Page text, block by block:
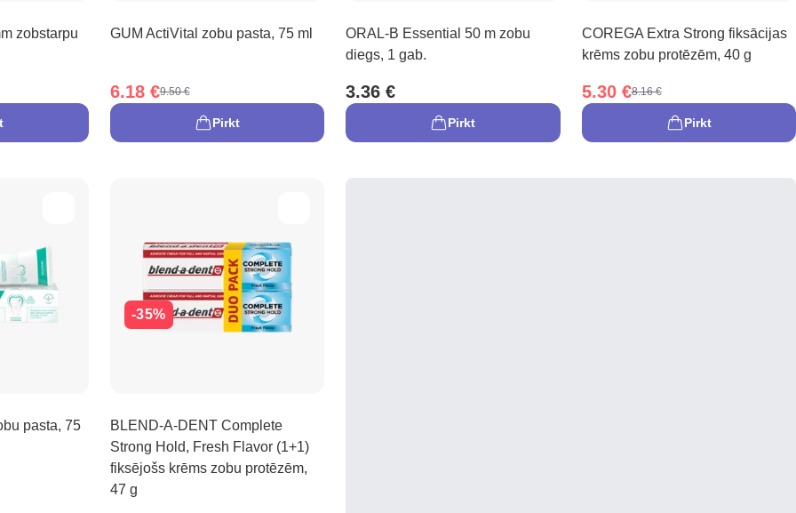
zobstarpu GUM ActiVital zobu pasta, 75 ml
6.18 €9.50 €
Pirkt
ORAL-B Essential 50 m zobu
diegs, 1 gab.
3.36 €
Pirkt
COREGA Extra Strong fiksācijas
krēms zobu protēzēm, 40 g
5.30 €8.16 €
Pirkt
pasta, 75
-35%
BLEND-A-DENT Complete
Strong Hold, Fresh Flavor (1+1)
fiksējošs krēms zobu protēzēm,
47 g